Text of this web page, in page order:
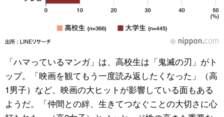
「ハマっているマンガ」は、高校生は「鬼滅の刃」がト
ップ。「映画を観てもう一度読み返したくなった」（高
1男子）など、映画の大ヒットが影響している面もある
ようだ。「仲間との絆、生きてつなぐことの大切さに心